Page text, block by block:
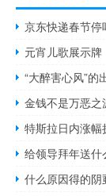
京东快递春节
元宵儿歌展示牌
“大醉害心风”的
金钱不是万恶之
特斯拉日内涨
给领导拜年送什
什么原因得的阴